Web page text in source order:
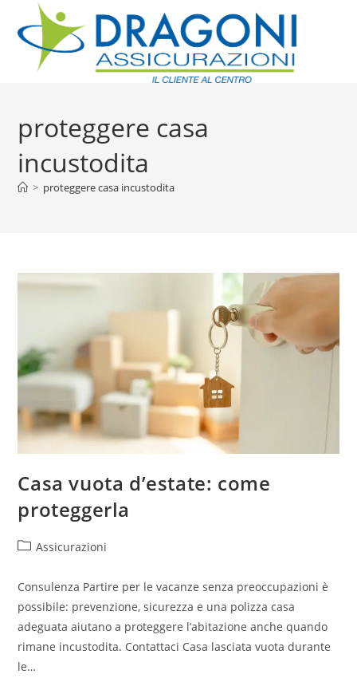
proteggere casa
incustodita
> proteggere casa incustodita
Casa vuota d’estate: come
proteggerla
Assicurazioni
Consulenza Partire per le vacanze senza preoccupazioni è
possibile: prevenzione, sicurezza e una polizza casa
adeguata aiutano a proteggere l’abitazione anche quando
rimane incustodita. Contattaci Casa lasciata vuota durante
le…